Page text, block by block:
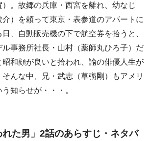
。故郷の兵庫・西宮を離れ、幼なじ
）を頼って東京・表参道のアパートに
、自動販売機の下で航空券を拾うと、
ル事務所社長・山村（薬師丸ひろ子）だ
昭和顔が良いと拾われ、諭の俳優人生が
んな中、兄・武志（草彅剛）もアメリ
知らせが・・・。
れた男」2話のあらすじ・ネタバ